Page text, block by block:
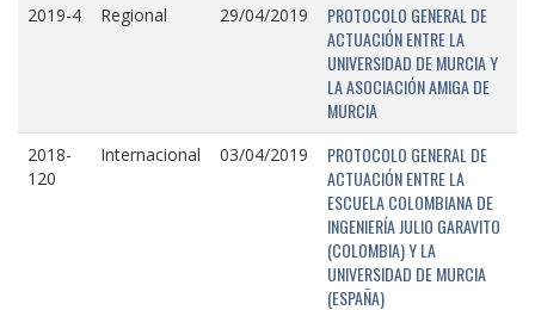
2019-4 Regional 29/04/2019
PROTOCOLO GENERAL DE
ACTUACIÓN ENTRE LA
UNIVERSIDAD DE MURCIA Y
LA ASOCIACIÓN AMIGA DE
MURCIA
2018-
120
Internacional 03/04/2019
PROTOCOLO GENERAL DE
ACTUACIÓN ENTRE LA
ESCUELA COLOMBIANA DE
INGENIERÍA JULIO GARAVITO
(COLOMBIA) Y LA
UNIVERSIDAD DE MURCIA
(ESPAÑA)